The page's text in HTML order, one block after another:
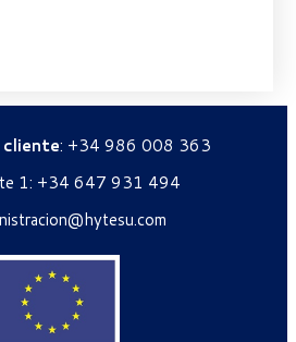
: +34 986 008 363
1: +34 647 931 494